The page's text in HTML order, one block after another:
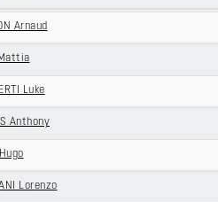
Arnaud
Luke
Anthony
Lorenzo